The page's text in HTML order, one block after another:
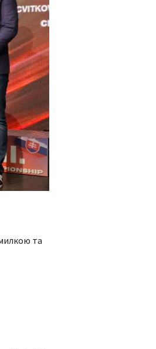
та